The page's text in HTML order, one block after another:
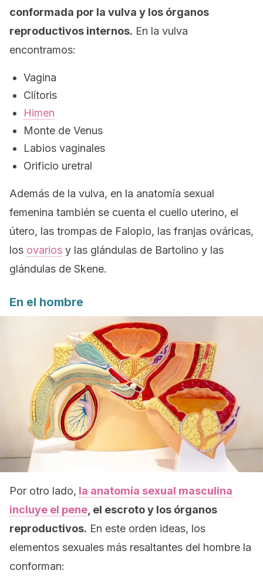
conformada por la vulva y los órganos
reproductivos internos. En la vulva
encontramos:
Vagina
Clítoris
Himen
Monte de Venus
Labios vaginales
Orificio uretral
Además de la vulva, en la anatomía sexual
femenina también se cuenta el cuello uterino, el
útero, las trompas de Falopio, las franjas ováricas,
los ovarios y las glándulas de Bartolino y las
glándulas de Skene.
En el hombre
Por otro lado, la anatomía sexual masculina
incluye el pene , el escroto y los órganos
reproductivos. En este orden ideas, los
elementos sexuales más resaltantes del hombre la
conforman: